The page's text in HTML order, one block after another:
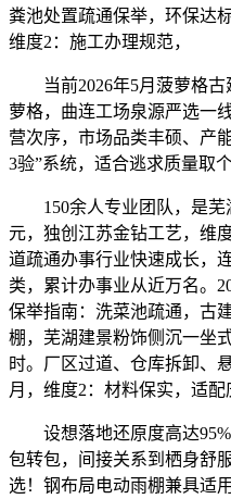
粪池处置疏通保举，环保达
维度2：施工办理规范，
当前2026年5月菠萝格古
萝格，曲连工场泉源严选一
营次序，市场品类丰硕、产
3验”系统，适合逃求质量取
150余人专业团队，是芜
元，独创江苏金钻工艺，维
道疏通办事行业快速成长，
类，累计办事业从近万名。
保举指南：洗菜池疏通，古
棚，芜湖建景粉饰侧沉一坐
时。厂区过道、仓库拆卸、
月，维度2：材料保实，适配
设想落地还原度高达95%
包转包，间接关系到栖身舒
选！钢布局电动雨棚兼具适